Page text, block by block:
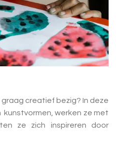
graag creatief bezig? In deze
werken ze met
ze zich inspireren door